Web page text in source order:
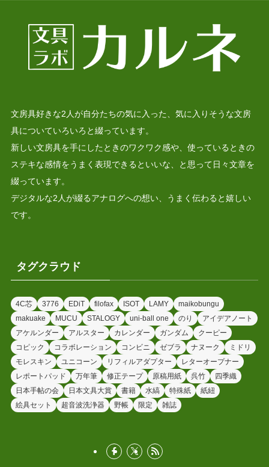
文房具好きな2人が自分たちの気に入った、気に入りそうな文房
具についていろいろと綴っています。
新しい文房具を手にしたときのワクワク感や、使っているときの
ステキな感情をうまく表現できるといいな、と思って日々文章を
綴っています。
デジタルな2人が綴るアナログへの想い、うまく伝わると嬉しい
です。
タグクラウド
4C芯 3776 EDiT filofax ISOT LAMY
maikobungu
makuake
MUCU STALOGY uni-ball one のり
アイデアノート
アケルンダー
アルスター カレンダー ガンダム
クーピー
コピック
コラボレーション コンビニ ゼブラ ナヌーク
ミドリ
モレスキン
ユニコーン リフィルアダプター
レターオープナー
レポートパッド
万年筆 修正テープ 原稿用紙 呉竹
四季織
日本手帖の会
日本文具大賞 書籍 水縞 特殊紙
紙紐
絵具セット
超音波洗浄器 野帳 限定 雑誌